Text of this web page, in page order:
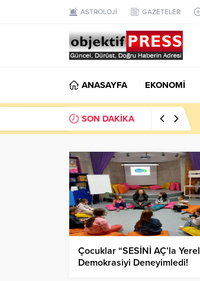
ASTROLOJİ GAZETELER
ANASAYFA EKONOMİ
SON DAKİKA
Çocuklar “SESİNİ AÇ’la Yerel
Demokrasiyi Deneyimledi!